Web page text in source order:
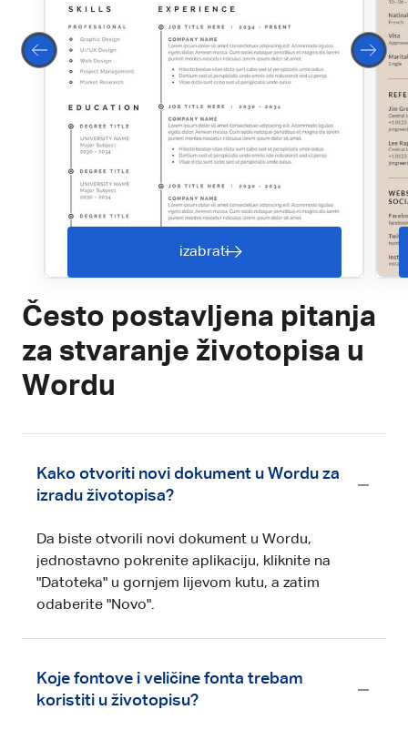
izabrati
Često postavljena pitanja
za stvaranje životopisa u
Wordu
Kako otvoriti novi dokument u Wordu za
izradu životopisa?
Da biste otvorili novi dokument u Wordu,
jednostavno pokrenite aplikaciju, kliknite na
"Datoteka" u gornjem lijevom kutu, a zatim
odaberite "Novo".
Koje fontove i veličine fonta trebam
koristiti u životopisu?